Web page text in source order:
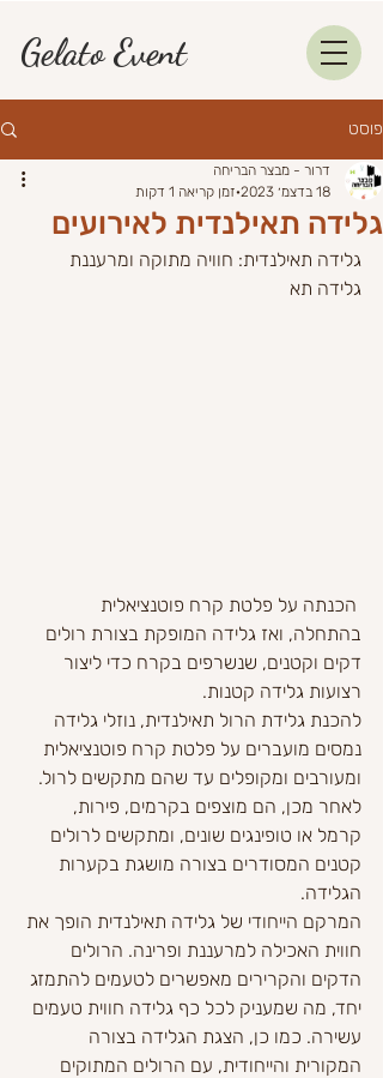
Gelato Event
פוסט
גלידה תאילנדית לאירועים
דרור - מבצר הבריחה
18 בדצמ׳ 2023
זמן קריאה 1 דקות
גלידה תאילנדית: חוויה מתוקה ומרעננת
גלידה תא
הכנתה על פלטת קרח פוטנציאלית
בהתחלה, ואז גלידה המופקת בצורת רולים
דקים וקטנים, שנשרפים בקרח כדי ליצור
רצועות גלידה קטנות.
להכנת גלידת הרול תאילנדית, נוזלי גלידה
נמסים מועברים על פלטת קרח פוטנציאלית
ומעורבים ומקופלים עד שהם מתקשים לרול.
לאחר מכן, הם מוצפים בקרמים, פירות,
קרמל או טופינגים שונים, ומתקשים לרולים
קטנים המסודרים בצורה מושגת בקערות
הגלידה.
המרקם הייחודי של גלידה תאילנדית הופך את
חווית האכילה למרעננת ופרינה. הרולים
הדקים והקרירים מאפשרים לטעמים להתמזג
יחד, מה שמעניק לכל כף גלידה חווית טעמים
עשירה. כמו כן, הצגת הגלידה בצורה
המקורית והייחודית, עם הרולים המתוקים